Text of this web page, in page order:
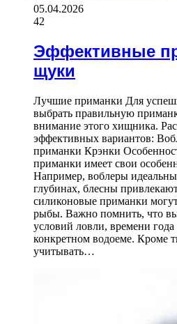
05.04.2026
42
Эффективные
щуки
Лучшие приманки Для
выбрать правильную
внимание этого хищника.
эффективных вариантов:
приманки Крэнки
приманки имеет свои
Например, воблеры
глубинах, блесны
силиконовые приманки
рыбы. Важно помнить, что
условий ловли, времени
конкретном водоеме. Кроме
учитывать…